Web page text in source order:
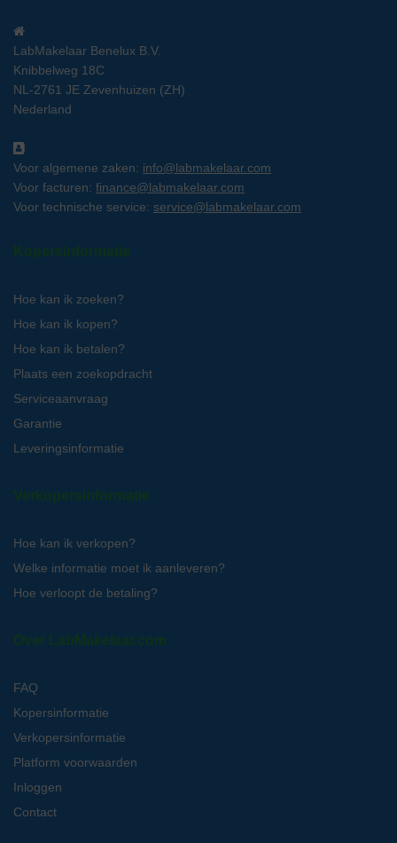
LabMakelaar Benelux B.V.
Knibbelweg 18C
NL-2761 JE Zevenhuizen (ZH)
Nederland
Voor algemene zaken: info@labmakelaar.com
Voor facturen: finance@labmakelaar.com
Voor technische service: service@labmakelaar.com
Kopersinformatie
Hoe kan ik zoeken?
Hoe kan ik kopen?
Hoe kan ik betalen?
Plaats een zoekopdracht
Serviceaanvraag
Garantie
Leveringsinformatie
Verkopersinformatie
Hoe kan ik verkopen?
Welke informatie moet ik aanleveren?
Hoe verloopt de betaling?
Over LabMakelaar.com
FAQ
Kopersinformatie
Verkopersinformatie
Platform voorwaarden
Inloggen
Contact